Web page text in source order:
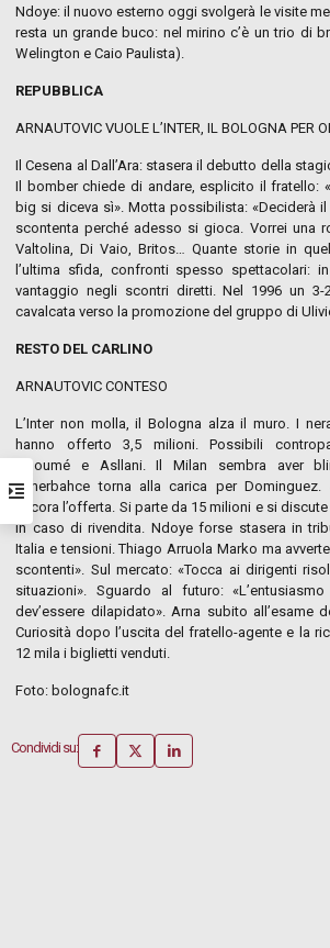
Ndoye: il nuovo esterno oggi svolgerà le visite
resta un grande buco: nel mirino c’è un trio di
Welington e Caio Paulista).
REPUBBLICA
ARNAUTOVIC VUOLE L’INTER, IL BOLOGNA PER
Il Cesena al Dall’Ara: stasera il debutto della
Il bomber chiede di andare, esplicito il fratello:
big si diceva sì». Motta possibilista: «Deciderà
scontenta perché adesso si gioca. Vorrei una
Valtolina, Di Vaio, Britos… Quante storie in
l’ultima sfida, confronti spesso spettacolari:
vantaggio negli scontri diretti. Nel 1996 un
cavalcata verso la promozione del gruppo di
RESTO DEL CARLINO
ARNAUTOVIC CONTESO
L’Inter non molla, il Bologna alza il muro. I
hanno offerto 3,5 milioni. Possibili
Agoumé e Asllani. Il Milan sembra aver
Fenerbahce torna alla carica per Dominguez.
ancora l’offerta. Si parte da 15 milioni e si
in caso di rivendita. Ndoye forse stasera in
Italia e tensioni. Thiago Arruola Marko ma
scontenti». Sul mercato: «Tocca ai dirigenti
situazioni». Sguardo al futuro:
dev’essere dilapidato». Arna subito all’esame
Curiosità dopo l’uscita del fratello-agente e la
12 mila i biglietti venduti.
Foto: bolognafc.it
Condividi su: